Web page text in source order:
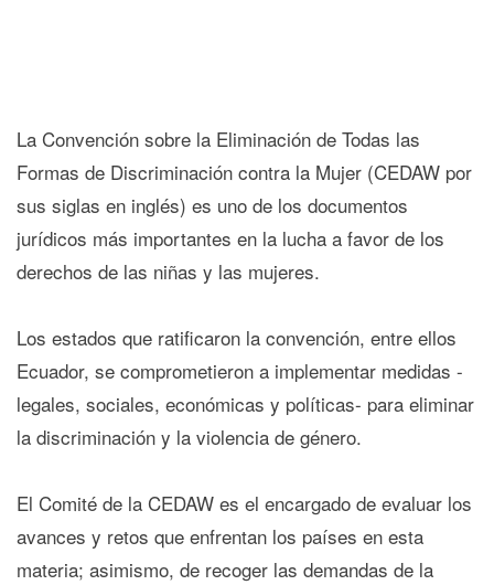
La Convención sobre la Eliminación de Todas las
Formas de Discriminación contra la Mujer (CEDAW por
sus siglas en inglés) es uno de los documentos
jurídicos más importantes en la lucha a favor de los
derechos de las niñas y las mujeres.
Los estados que ratificaron la convención, entre ellos
Ecuador, se comprometieron a implementar medidas -
legales, sociales, económicas y políticas- para eliminar
la discriminación y la violencia de género.
El Comité de la CEDAW es el encargado de evaluar los
avances y retos que enfrentan los países en esta
materia; asimismo, de recoger las demandas de la